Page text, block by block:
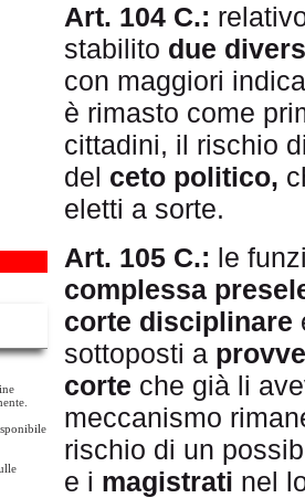
Art. 104 C.:
stabilito due
con maggiori
è rimasto come
cittadini, il rischio
del ceto politico,
eletti a sorte.
Art. 105 C.: le
complessa
corte disciplinare
sottoposti a
corte che già li
meccanismo
rischio di un
e i magistrati nel